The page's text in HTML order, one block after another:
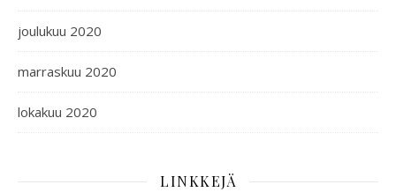
joulukuu 2020
marraskuu 2020
lokakuu 2020
LINKKEJÄ